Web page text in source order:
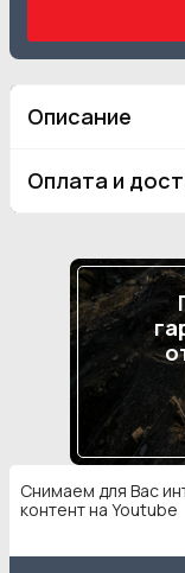
Описание
Оплата и
Снимаем для Вас
контент на Youtube